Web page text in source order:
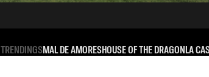
TRENDINGSMAL DE AMORESHOUSE OF THE DRAGONLA